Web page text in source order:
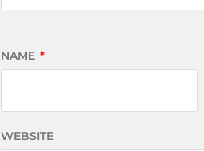
NAME *
WEBSITE